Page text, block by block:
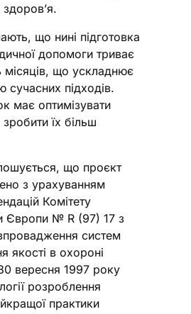
що нині підготовка
допомоги триває
місяців, що ускладнює
сучасних підходів.
має оптимізувати
їх більш
що проєкт
з урахуванням
Комітету
Європи № R (97) 17 з
систем
якості в охороні
вересня 1997 року
розроблення
практики